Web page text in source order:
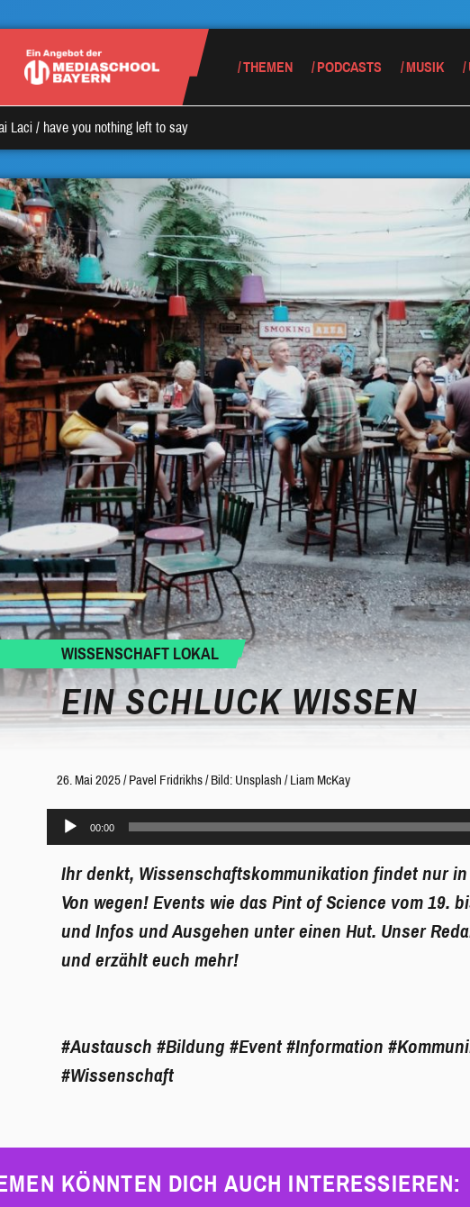
THEMEN PODCASTS MUSIK
Laci / have you nothing left to say
WISSENSCHAFT LOKAL
EIN SCHLUCK WISSEN
26. Mai 2025/Pavel Fridrikhs/Bild: Unsplash / Liam McKay
Audio-
Player
00:00
Ihr denkt, Wissenschaftskommunikation findet nur
Von wegen! Events wie das Pint of Science vom 19.
und Infos und Ausgehen unter einen Hut. Unser
und erzählt euch mehr!
#Austausch #Bildung #Event #Information
#Wissenschaft
KÖNNTEN DICH AUCH INTERESSIEREN: